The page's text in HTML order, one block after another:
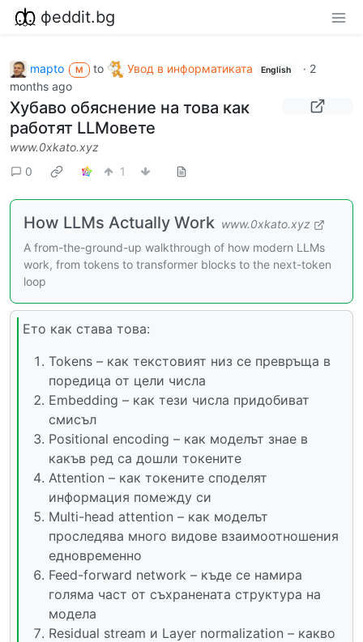
фeddit.bg
mapto M to Увод в информатиката English · 2
months ago
Хубаво обяснение на това как
работят LLMовете
www.0xkato.xyz
0
1
How LLMs Actually Work www.0xkato.xyz
A from-the-ground-up walkthrough of how modern LLMs
work, from tokens to transformer blocks to the next-token
loop
Ето как става това:
Tokens – как текстовият низ се превръща в
поредица от цели числа
Embedding – как тези числа придобиват
смисъл
Positional encoding – как моделът знае в
какъв ред са дошли токените
Attention – как токените споделят
информация помежду си
Multi-head attention – как моделът
проследява много видове взаимоотношения
едновременно
Feed-forward network – къде се намира
голяма част от съхранената структура на
модела
Residual stream и Layer normalization – какво